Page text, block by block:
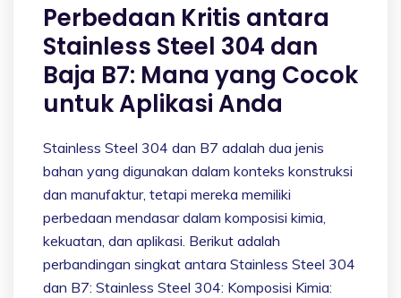
Perbedaan Kritis antara
Stainless Steel 304 dan
Baja B7: Mana yang Cocok
untuk Aplikasi Anda
Stainless Steel 304 dan B7 adalah dua jenis
bahan yang digunakan dalam konteks konstruksi
dan manufaktur, tetapi mereka memiliki
perbedaan mendasar dalam komposisi kimia,
kekuatan, dan aplikasi. Berikut adalah
perbandingan singkat antara Stainless Steel 304
dan B7: Stainless Steel 304: Komposisi Kimia: